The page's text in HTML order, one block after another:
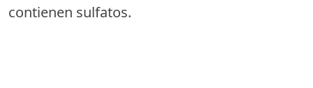
contienen sulfatos.